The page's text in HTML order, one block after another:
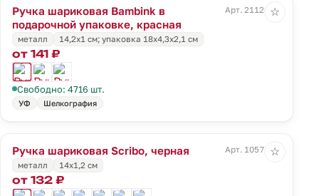
Ручка шариковая Bambink в
подарочной упаковке, красная
Арт. 21126.50
металл 14,2х1 см; упаковка 18х4,3х2,1 см
от 141 ₽
Свободно: 4716 шт.
УФ Шелкография
☆
Ручка шариковая Scribo, черная
Арт. 10571.30
металл
14х1,2 см
от 132 ₽
☆